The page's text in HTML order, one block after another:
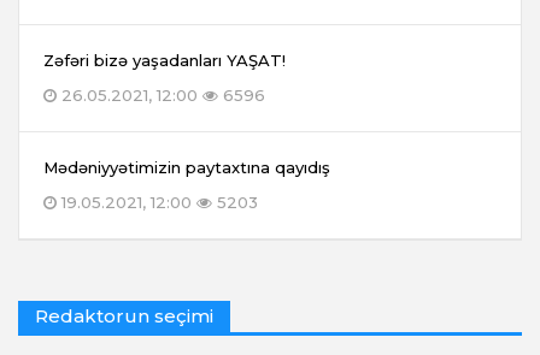
Zəfəri bizə yaşadanları YAŞAT!
26.05.2021, 12:00
6596
Mədəniyyətimizin paytaxtına qayıdış
19.05.2021, 12:00
5203
Redaktorun seçimi